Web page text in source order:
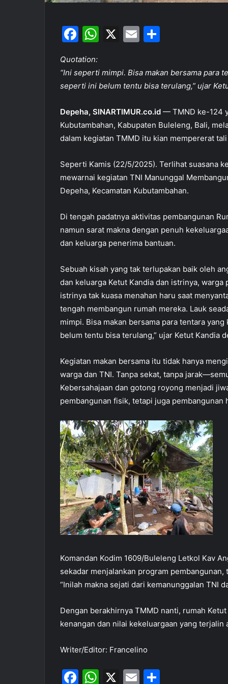
F
c
e
o
o
k
W
at
s
p
p
X
E
ai
l
ar
e
Quotation:
“Ini seperti mimpi. Bisa makan bersama para
seperti ini belum tentu bisa terulang,” ujar
Depeha, SINARTIMUR.co.id — TMND ke-124
Kubutambahan, Kabupaten Buleleng, Bali,
dalam kegiatan TMMD itu kian mempererat
Seperti Kamis (22/5/2025). Terlihat suasana
mewarnai kegiatan TNI Manunggal
Depeha, Kecamatan Kubutambahan.
Di tengah padatnya aktivitas pembangunan
namun sarat makna dengan penuh
dan keluarga penerima bantuan.
Sebuah kisah yang tak terlupakan baik oleh
dan keluarga Ketut Kandia dan istrinya,
istrinya tak kuasa menahan haru saat
tengah membangun rumah mereka. Lauk
mimpi. Bisa makan bersama para tentara
belum tentu bisa terulang,” ujar Ketut Kandia
Kegiatan makan bersama itu tidak hanya
warga dan TNI. Tanpa sekat, tanpa
Kebersahajaan dan gotong royong menjadi
pembangunan fisik, tetapi juga pembangunan
Komandan Kodim 1609/Buleleng Letkol Kav
sekadar menjalankan program
“Inilah makna sejati dari kemanunggalan TNI
Dengan berakhirnya TMMD nanti, rumah
kenangan dan nilai kekeluargaan yang
Writer/Editor: Francelino
F
W X
E